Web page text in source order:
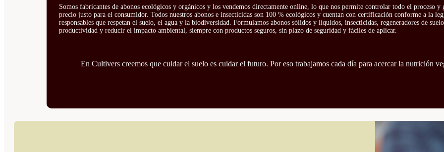
Somos fabricantes de abonos ecológicos y orgánicos y los vendemos directamente online, lo que nos permite controlar todo el proceso
precio justo para el consumidor. Todos nuestros abonos e insecticidas son 100 % ecológicos y cuentan con certificación conforme a la
responsables que respetan el suelo, el agua y la biodiversidad. Formulamos abonos sólidos y líquidos, insecticidas, regeneradores de
productividad y reducir el impacto ambiental, siempre con productos seguros, sin plazo de seguridad y fáciles de aplicar.
En Cultivers creemos que cuidar el suelo es cuidar el futuro. Por eso trabajamos cada día para acercar la nutrición